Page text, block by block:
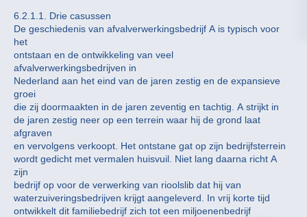
6.2.1.1. Drie casussen
De geschiedenis van afvalverwerkingsbedrijf A is typisch voor
het
ontstaan en de ontwikkeling van veel
afvalverwerkingsbedrijven in
Nederland aan het eind van de jaren zestig en de expansieve
groei
die zij doormaakten in de jaren zeventig en tachtig. A strijkt in
de jaren zestig neer op een terrein waar hij de grond laat
afgraven
en vervolgens verkoopt. Het ontstane gat op zijn bedrijfsterrein
wordt gedicht met vermalen huisvuil. Niet lang daarna richt A
zijn
bedrijf op voor de verwerking van rioolslib dat hij van
waterzuiveringsbedrijven krijgt aangeleverd. In vrij korte tijd
ontwikkelt dit familiebedrijf zich tot een miljoenenbedrijf